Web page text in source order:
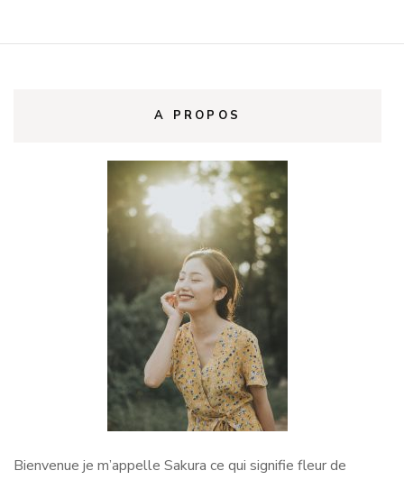
A PROPOS
Bienvenue je m’appelle Sakura ce qui signifie fleur de